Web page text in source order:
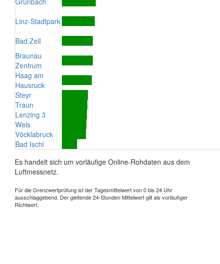
Linz-Stadtpark
Bad Zell
Braunau
Zentrum
Haag am
Hausruck
Steyr
Traun
Lenzing 3
Wels
Vöcklabruck
Bad Ischl
Es handelt sich um vorläufige Online-Rohdaten aus dem
Luftmessnetz.
Für die Grenzwertprüfung ist der Tagesmittelwert von 0 bis 24 Uhr
ausschlaggebend. Der gleitende 24-Stunden Mittelwert gilt als vorläufiger
Richtwert.